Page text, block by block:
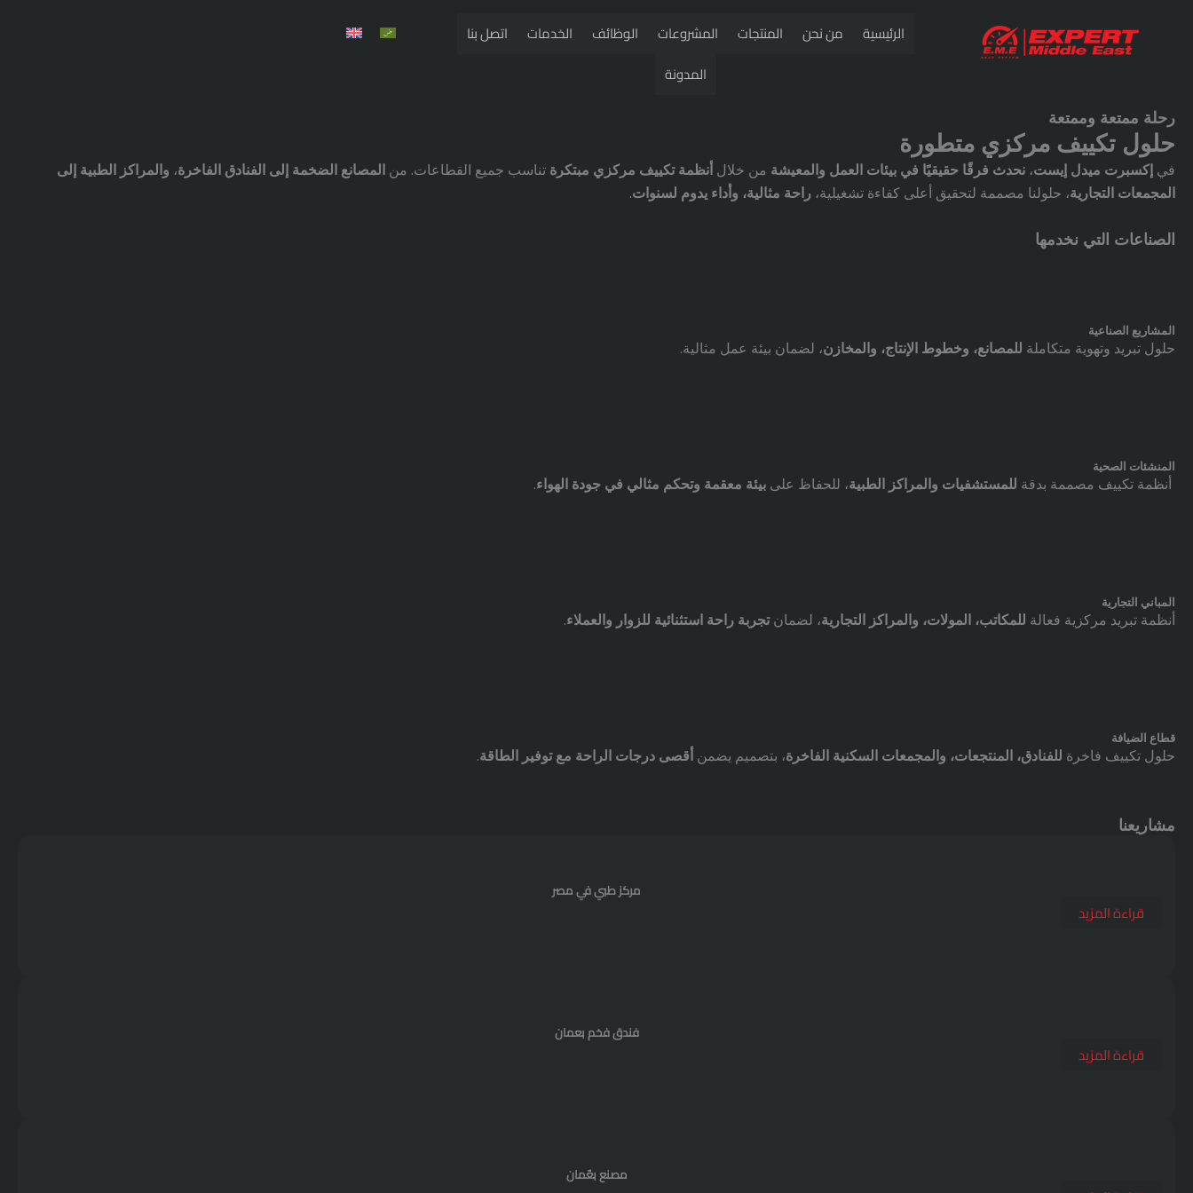
الرئيسية من نحن المنتجات المشروعات الوظائف الخدمات
اتصل بنا
المدونة
رحلة ممتعة وممتعة
حلول تكييف مركزي متطورة
في إكسبرت ميدل إيست، نحدث فرقًا حقيقيًا في بيئات العمل والمعيشة من خلال أنظمة تكييف مركزي مبتكرة تناسب جميع القطاعات. من المصانع الضخمة إلى الفنادق الفاخرة، والمراكز الطبية إلى
المجمعات التجارية، حلولنا مصممة لتحقيق أعلى كفاءة تشغيلية، راحة مثالية، وأداء يدوم لسنوات.
الصناعات التي نخدمها
المشاريع الصناعية
حلول تبريد وتهوية متكاملة للمصانع، وخطوط الإنتاج، والمخازن، لضمان بيئة عمل مثالية.
المنشئات الصحية
أنظمة تكييف مصممة بدقة للمستشفيات والمراكز الطبية، للحفاظ على بيئة معقمة وتحكم مثالي في جودة الهواء.
المباني التجارية
أنظمة تبريد مركزية فعالة للمكاتب، المولات، والمراكز التجارية، لضمانتجربة راحة استثنائية للزوار والعملاء.
قطاع الضيافة
حلول تكييف فاخرة للفنادق، المنتجعات، والمجمعات السكنية الفاخرة، بتصميم يضمن أقصى درجات الراحة مع توفير الطاقة.
مشاريعنا
مركز طبي في مصر
قراءة المزيد
فندق فخم بعمان
قراءة المزيد
مصنع بعٌمان